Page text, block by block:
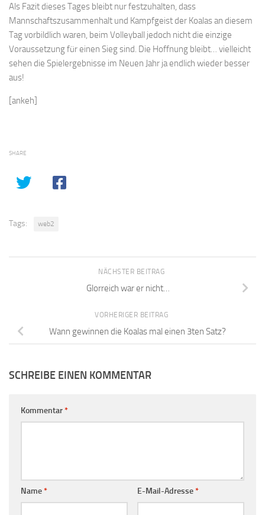
Als Fazit dieses Tages bleibt nur festzuhalten, dass
Mannschaftszusammenhalt und Kampfgeist der Koalas an diesem
Tag vorbildlich waren, beim Volleyball jedoch nicht die einzige
Voraussetzung für einen Sieg sind. Die Hoffnung bleibt… vielleicht
sehen die Spielergebnisse im Neuen Jahr ja endlich wieder besser
aus!
[ankeh]
SHARE
Tags: web2
NÄCHSTER BEITRAG
Glorreich war er nicht…
VORHERIGER BEITRAG
Wann gewinnen die Koalas mal einen 3ten Satz?
SCHREIBE EINEN KOMMENTAR
Kommentar*
Name* E-Mail-Adresse*